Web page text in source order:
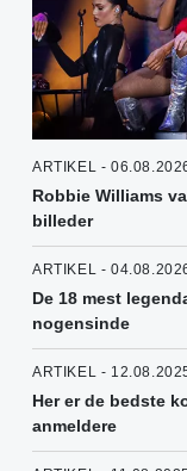
ARTIKEL -
Robbie Williams
billeder
ARTIKEL -
De 18 mest
nogensinde
ARTIKEL -
Her er de bedste
anmeldere